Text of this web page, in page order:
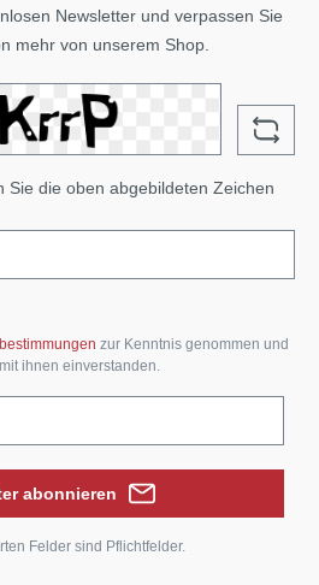
Newsletter und verpassen Sie
mehr von unserem Shop.
Sie die oben abgebildeten Zeichen
zur Kenntnis genommen und
ihnen einverstanden.
abonnieren
Felder sind Pflichtfelder.